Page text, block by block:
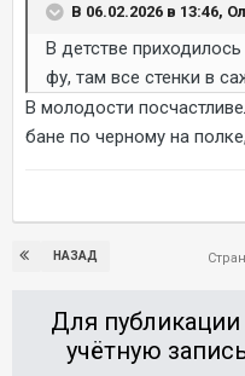
В 06.02.2026 в 13:46,
В детстве
фу, там все стенки в
В молодости
бане по черному на
НАЗАД
Для
учётную